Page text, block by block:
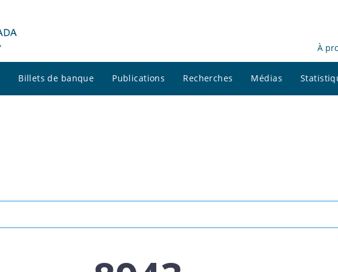
À
Billets de banque Publications Recherches Médias